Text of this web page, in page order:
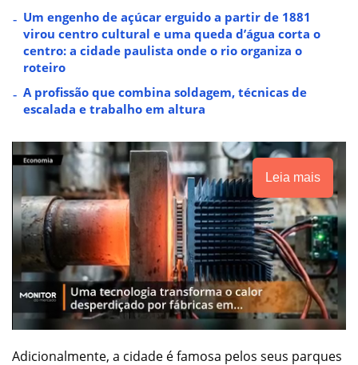
Um engenho de açúcar erguido a partir de 1881
virou centro cultural e uma queda d’água corta o
centro: a cidade paulista onde o rio organiza o
roteiro
A profissão que combina soldagem, técnicas de
escalada e trabalho em altura
Leia mais
Adicionalmente, a cidade é famosa pelos seus parques